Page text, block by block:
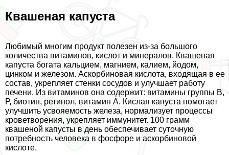
Квашеная капуста
Любимый многим продукт полезен из-за большого
количества витаминов, кислот и минералов. Квашеная
капуста богата кальцием, магнием, калием, йодом,
цинком и железом. Аскорбиновая кислота, входящая в ее
состав, укрепляет стенки сосудов и улучшает работу
печени. Из витаминов она содержит: витамины группы В,
Р, биотин, ретинол, витамин А. Кислая капуста помогает
улучшить усвояемость железа, нормализует процессы
кроветворения, укрепляет иммунитет. 100 грамм
квашеной капусты в день обеспечивает суточную
потребность человека в фосфоре и аскорбиновой
кислоте.